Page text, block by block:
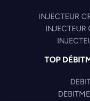
INJECTEUR
TOP